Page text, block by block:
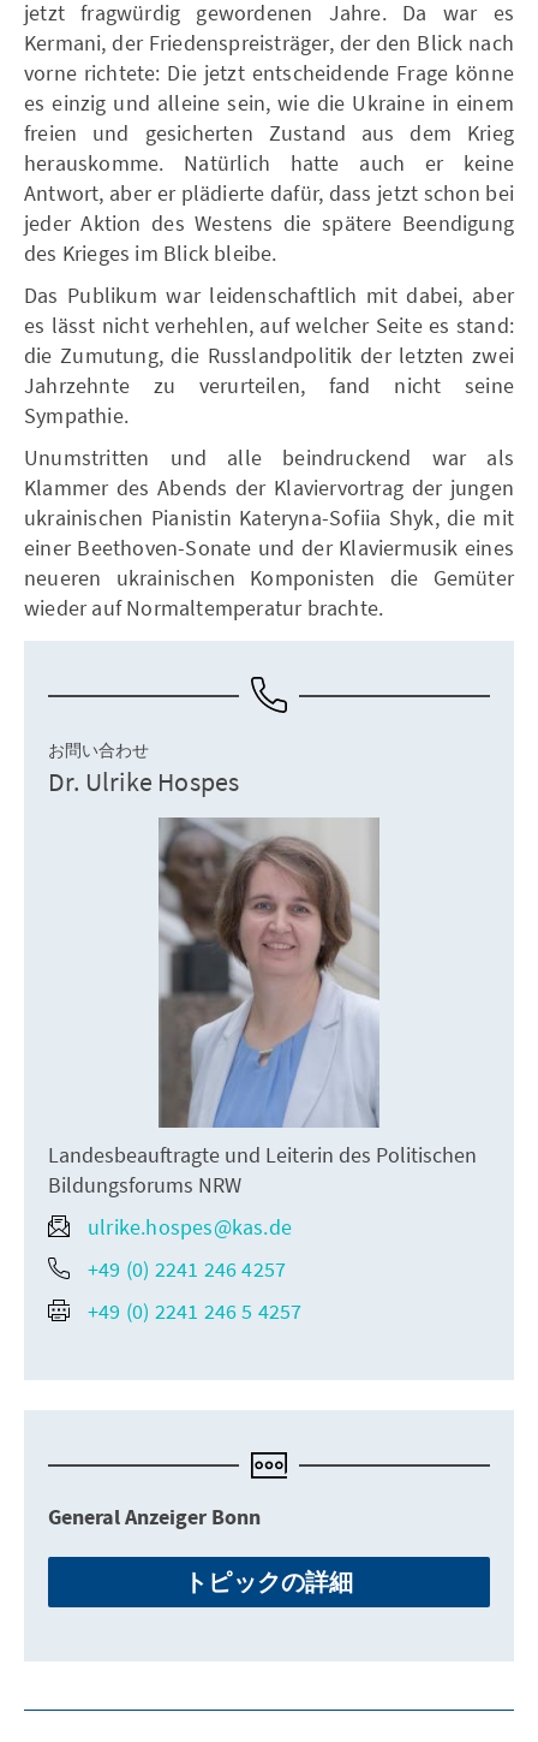
jetzt fragwürdig gewordenen Jahre. Da war es
Kermani, der Friedenspreisträger, der den Blick nach
vorne richtete: Die jetzt entscheidende Frage könne
es einzig und alleine sein, wie die Ukraine in einem
freien und gesicherten Zustand aus dem Krieg
herauskomme. Natürlich hatte auch er keine
Antwort, aber er plädierte dafür, dass jetzt schon bei
jeder Aktion des Westens die spätere Beendigung
des Krieges im Blick bleibe.
Das Publikum war leidenschaftlich mit dabei, aber
es lässt nicht verhehlen, auf welcher Seite es stand:
die Zumutung, die Russlandpolitik der letzten zwei
Jahrzehnte zu verurteilen, fand nicht seine
Sympathie.
Unumstritten und alle beindruckend war als
Klammer des Abends der Klaviervortrag der jungen
ukrainischen Pianistin Kateryna-Sofiia Shyk, die mit
einer Beethoven-Sonate und der Klaviermusik eines
neueren ukrainischen Komponisten die Gemüter
wieder auf Normaltemperatur brachte.
お問い合わせ
Dr. Ulrike Hospes
Landesbeauftragte und Leiterin des Politischen
Bildungsforums NRW
ulrike.hospes@kas.de
+49 (0) 2241 246 4257
+49 (0) 2241 246 5 4257
General Anzeiger Bonn
トピックの詳細